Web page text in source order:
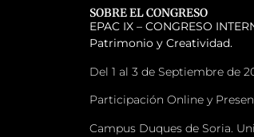
SOBRE EL CONGRESO
EPAC IX – CONGRESO
Patrimonio y Creatividad.
Del 1 al 3 de Septiembre de
Participación Online y
Campus Duques de Soria.